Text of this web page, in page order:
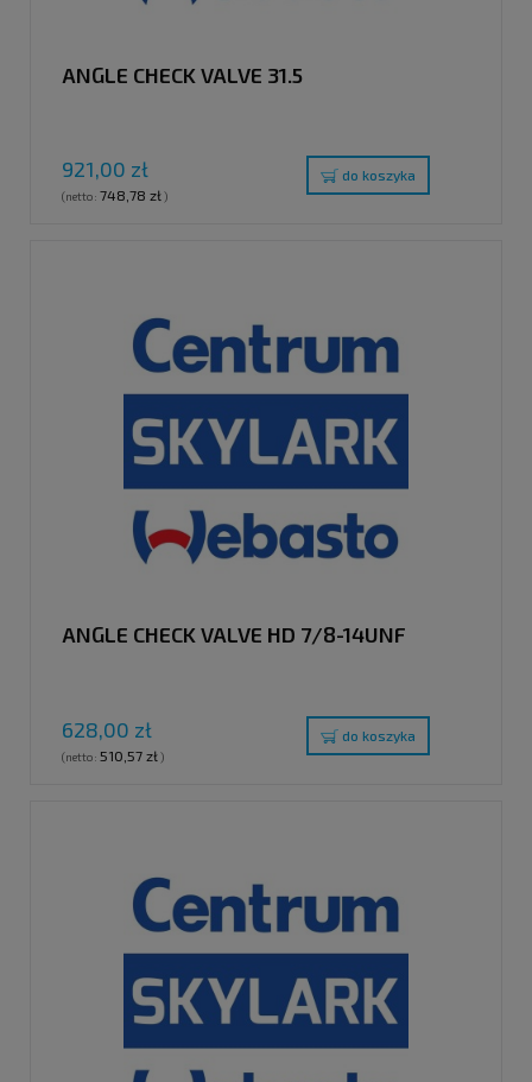
ANGLE CHECK VALVE 31.5
921,00 zł
(netto: 748,78 zł)
do koszyka
ANGLE CHECK VALVE HD 7/8-14UNF
628,00 zł
(netto: 510,57 zł)
do koszyka